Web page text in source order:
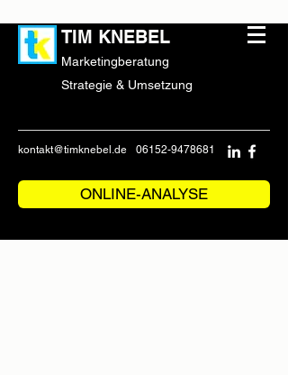
TIM KNEBEL
Marketingberatung
Strategie & Umsetzung
kontakt@timknebel.de 06152-9478681
ONLINE-ANALYSE